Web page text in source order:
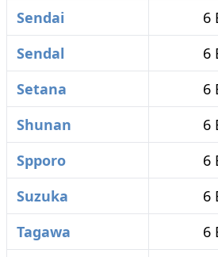
Sendai
6
Sendal
6
Setana
6
Shunan
6
Spporo
6
Suzuka
6
Tagawa
6